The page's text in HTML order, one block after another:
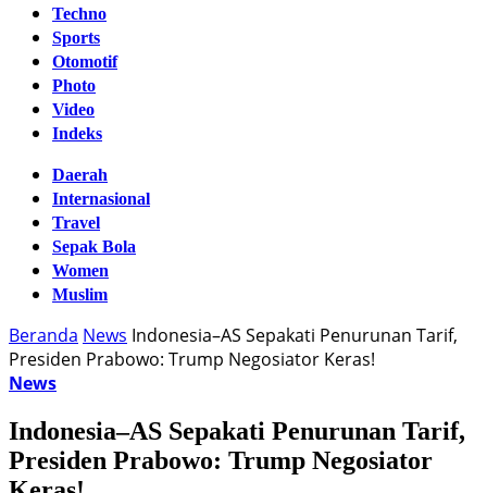
Techno
Sports
Otomotif
Photo
Video
Indeks
Daerah
Internasional
Travel
Sepak Bola
Women
Muslim
Beranda News Indonesia–AS Sepakati Penurunan Tarif,
Presiden Prabowo: Trump Negosiator Keras!
News
Indonesia–AS Sepakati Penurunan Tarif,
Presiden Prabowo: Trump Negosiator